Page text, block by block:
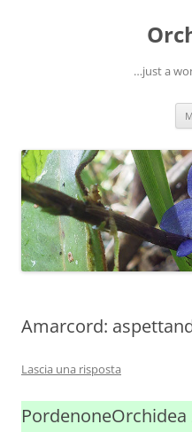
…just a
Amarcord:
Lascia una risposta
PordenoneOrchidea